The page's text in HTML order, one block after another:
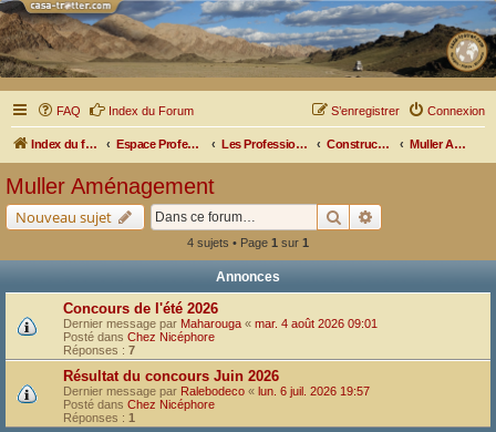
FAQ Index du Forum Connexion
S’enregistrer
Index du forum Espace Professionnel Les Professionnels nous parlent Constructeurs et Aménageurs Muller Aménagement
Muller Aménagement
Nouveau sujet Rechercher
4 sujets • Page 1 sur 1
Annonces
Concours de l'été 2026
Dernier message par Maharouga « mar. 4 août 2026 09:01
Posté dans Chez Nicéphore
Réponses : 7
Résultat du concours Juin 2026
Dernier message par Ralebodeco « lun. 6 juil. 2026 19:57
Posté dans Chez Nicéphore
Réponses : 1